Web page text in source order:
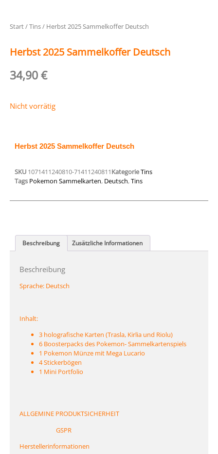
Start/Tins/ Herbst 2025 Sammelkoffer Deutsch
Herbst 2025 Sammelkoffer Deutsch
34,90€
Nicht vorrätig
Herbst 2025 Sammelkoffer Deutsch
SKU 1071411240810-71411240811KategorieTins
Tags Pokemon Sammelkarten, Deutsch,Tins
Beschreibung Zusätzliche Informationen
Beschreibung
Sprache: Deutsch
Inhalt:
3 holografische Karten (Trasla, Kirlia und Riolu)
6 Boosterpacks des Pokemon- Sammelkartenspiels
1 Pokemon Münze mit Mega Lucario
4 Stickerbögen
1 Mini Portfolio
ALLGEMINE PRODUKTSICHERHEIT
GSPR
Herstellerinformationen